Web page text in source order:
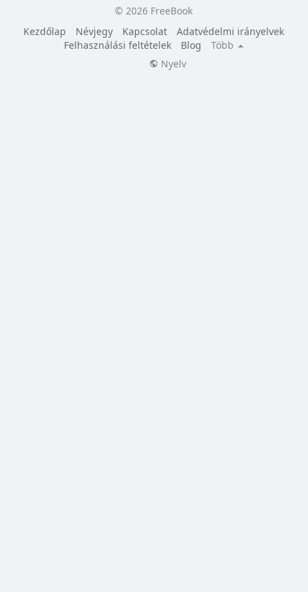
© 2026 FreeBook
Kezdőlap
Névjegy Kapcsolat
Adatvédelmi irányelvek
Felhasználási feltételek
Blog
Több
Nyelv